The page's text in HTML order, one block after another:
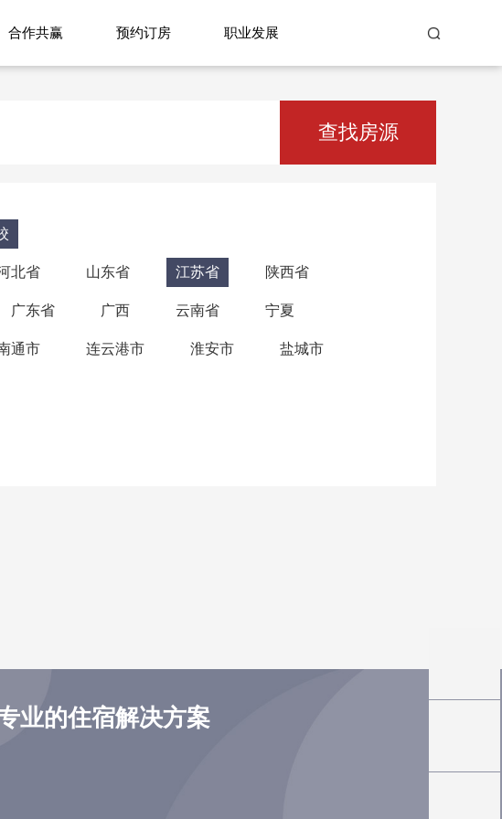
合作共赢 预约订房 职业发展
查找房源
北省 山东省 江苏省 陕西省
广东省 广西 云南省 宁夏
通市 连云港市 淮安市 盐城市
业的住宿解决方案